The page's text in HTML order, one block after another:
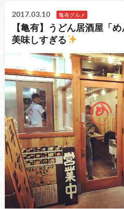
2017.03.10 亀有グルメ
【亀有】うどん居酒屋「
美味しすぎる